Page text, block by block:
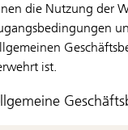
die Nutzung der
ist.
Die seit 2005
Mal in 58
wurde die